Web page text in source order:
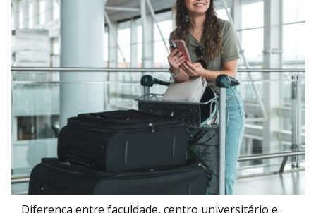
Diferença entre faculdade, centro universitário e